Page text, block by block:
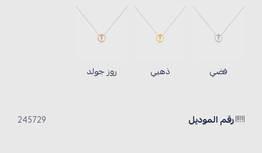
فضي ذهبي روز جولد
رقم الموديل 245729